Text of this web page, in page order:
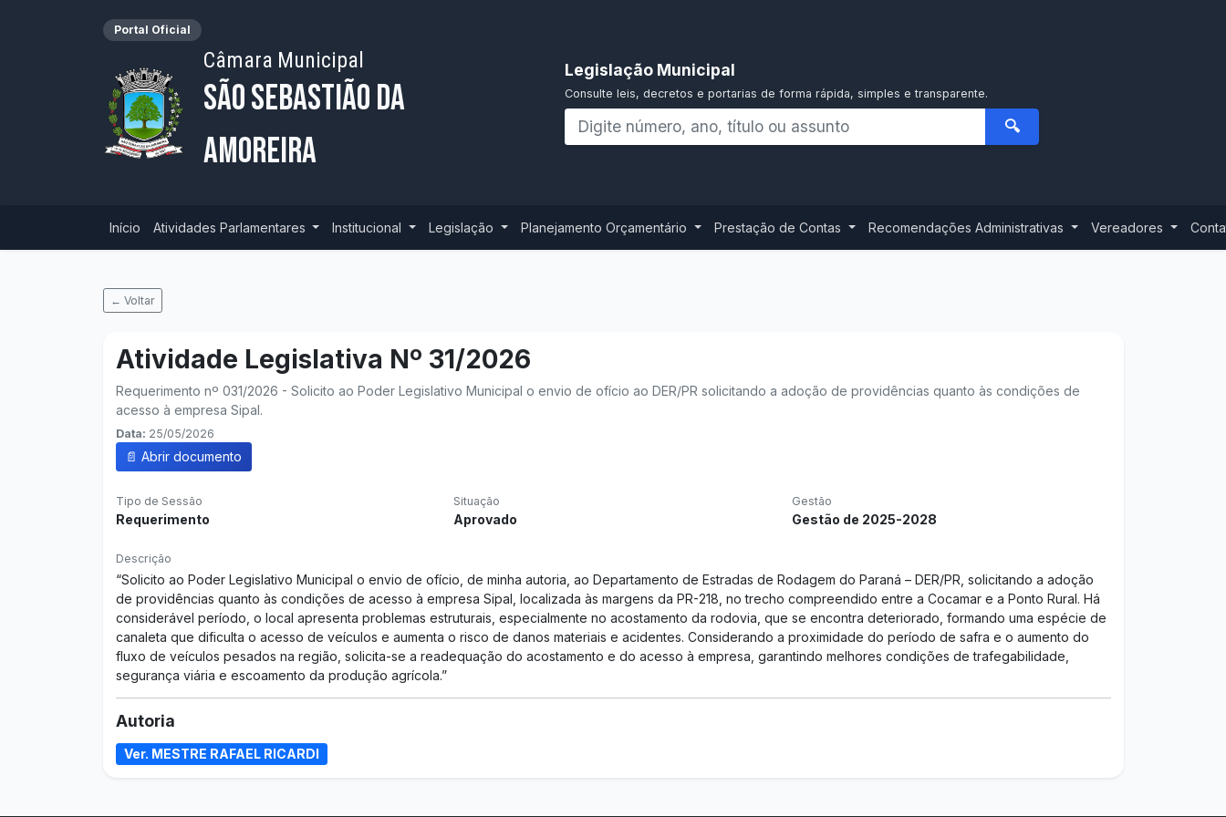
Portal Oficial
Câmara Municipal
São Sebastião da
Amoreira
Legislação Municipal
Consulte leis, decretos e portarias de forma rápida, simples e transparente.
🔍
Início Atividades Parlamentares Institucional Legislação Planejamento Orçamentário Prestação de Contas Recomendações Administrativas Vereadores
← Voltar
Atividade Legislativa Nº 31/2026
Requerimento nº 031/2026 - Solicito ao Poder Legislativo Municipal o envio de ofício ao DER/PR solicitando a adoção de providências quanto às condições de
acesso à empresa Sipal.
Data: 25/05/2026
📄 Abrir documento
Tipo de Sessão
Requerimento
Situação
Aprovado
Gestão
Gestão de 2025-2028
Descrição
“Solicito ao Poder Legislativo Municipal o envio de ofício, de minha autoria, ao Departamento de Estradas de Rodagem do Paraná – DER/PR, solicitando a adoção
de providências quanto às condições de acesso à empresa Sipal, localizada às margens da PR-218, no trecho compreendido entre a Cocamar e a Ponto Rural. Há
considerável período, o local apresenta problemas estruturais, especialmente no acostamento da rodovia, que se encontra deteriorado, formando uma espécie de
canaleta que dificulta o acesso de veículos e aumenta o risco de danos materiais e acidentes. Considerando a proximidade do período de safra e o aumento do
fluxo de veículos pesados na região, solicita-se a readequação do acostamento e do acesso à empresa, garantindo melhores condições de trafegabilidade,
segurança viária e escoamento da produção agrícola.”
Autoria
Ver. MESTRE RAFAEL RICARDI